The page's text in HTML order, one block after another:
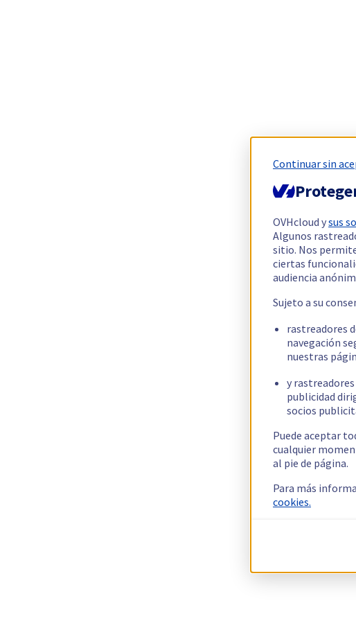
Continuar sin
OVHcloud ysus
Algunos
sitio. Nos
ciertas
audiencia
Sujeto a su
rastreadores
navegación
nuestras
y
publicidad
socios
Puede aceptar
cualquier
al pie de página.
Para más
cookies.